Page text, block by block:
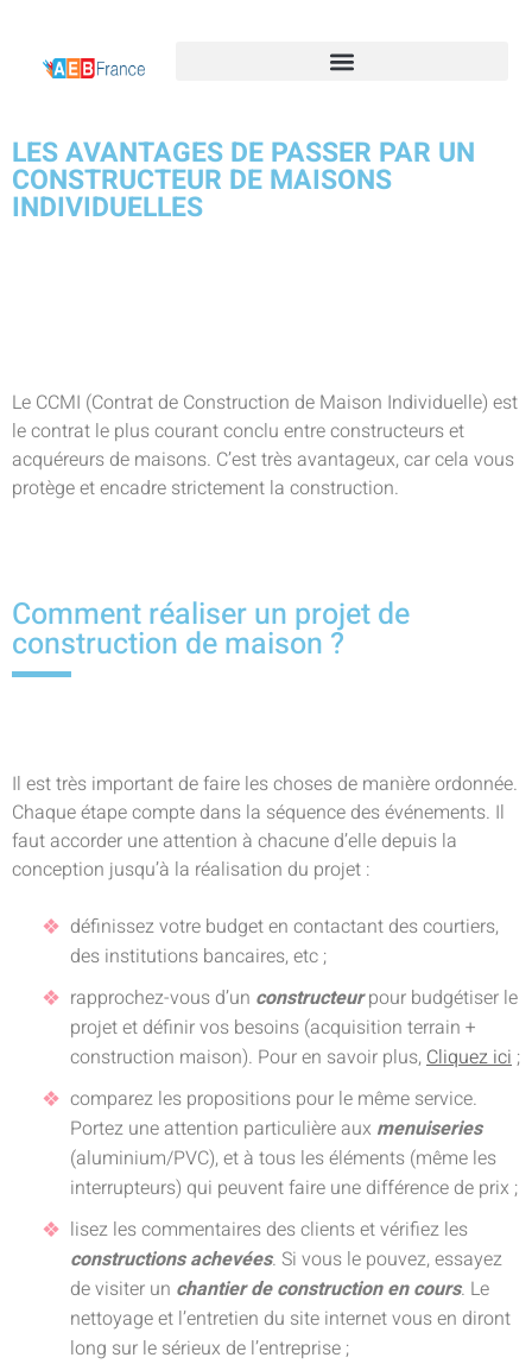
LES AVANTAGES DE PASSER PAR UN
CONSTRUCTEUR DE MAISONS
INDIVIDUELLES
Le CCMI (Contrat de Construction de Maison Individuelle) est
le contrat le plus courant conclu entre constructeurs et
acquéreurs de maisons. C’est très avantageux, car cela vous
protège et encadre strictement la construction.
Comment réaliser un projet de
construction de maison ?
Il est très important de faire les choses de manière ordonnée.
Chaque étape compte dans la séquence des événements. Il
faut accorder une attention à chacune d’elle depuis la
conception jusqu’à la réalisation du projet :
définissez votre budget en contactant des courtiers,
des institutions bancaires, etc ;
rapprochez-vous d’un constructeurpour budgétiser le
projet et définir vos besoins (acquisition terrain +
construction maison). Pour en savoir plus,Cliquez ici;
comparez les propositions pour le même service.
Portez une attention particulière aux menuiseries
(aluminium/PVC), et à tous les éléments (même les
interrupteurs) qui peuvent faire une différence de prix ;
lisez les commentaires des clients et vérifiez les
constructions achevées. Si vous le pouvez, essayez
de visiter un chantier de construction en cours. Le
nettoyage et l’entretien du site internet vous en diront
long sur le sérieux de l’entreprise ;